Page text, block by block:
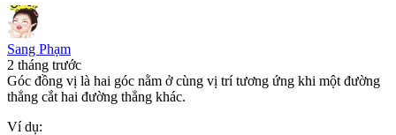
Sang Phạm
2 tháng trước
Góc đồng vị là hai góc nằm ở cùng vị trí tương ứng khi một đường
thẳng cắt hai đường thẳng khác.
Ví dụ: